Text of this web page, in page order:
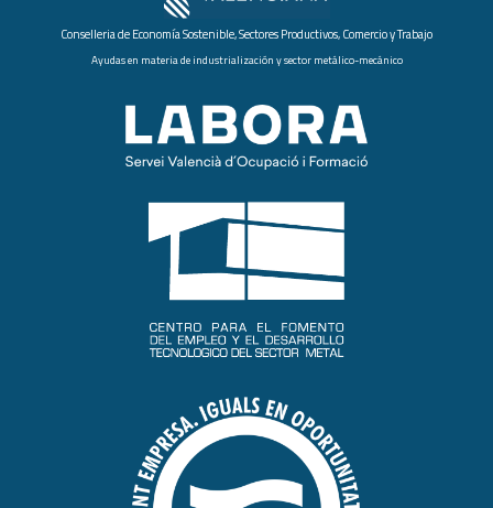
Conselleria de Economía Sostenible, Sectores Productivos, Comercio y Trabajo
Ayudas en materia de industrialización y sector metálico-mecánico